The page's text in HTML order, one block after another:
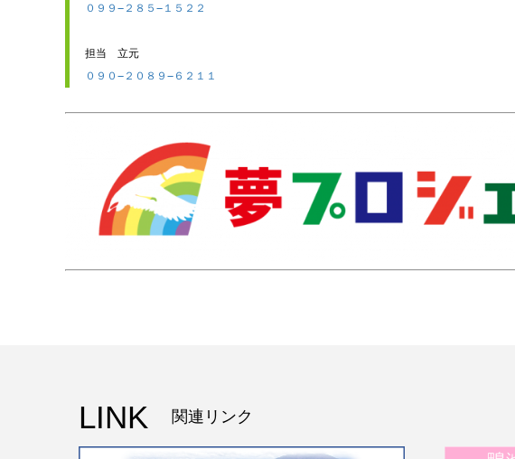
０９９−２８５−１５２２
０９０−２０８９−６２１１
LINK 関連リンク